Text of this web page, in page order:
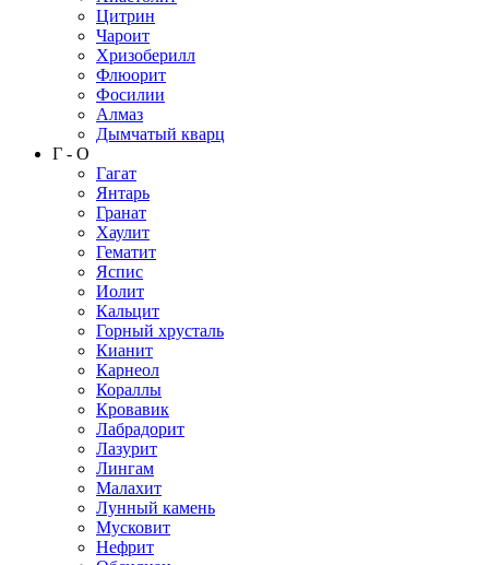
Цитрин
Чароит
Хризоберилл
Флюорит
Фосилии
Алмаз
Дымчатый кварц
Г - О
Гагат
Янтарь
Гранат
Хаулит
Гематит
Яспис
Иолит
Кальцит
Горный хрусталь
Кианит
Карнеол
Кораллы
Кровавик
Лабрадорит
Лазурит
Лингам
Малахит
Лунный камень
Мусковит
Нефрит